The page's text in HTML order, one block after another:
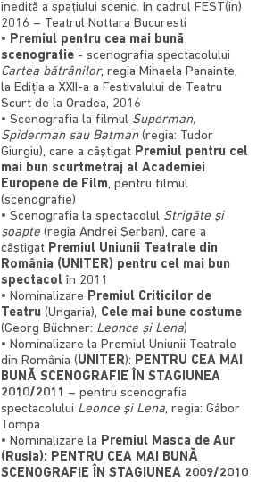
inedită a spaţiului scenic. In cadrul FEST(in)
2016 – Teatrul Nottara Bucuresti
• Premiul pentru cea mai bună
scenografie - scenografia spectacolului
Cartea bătrânilor, regia Mihaela Panainte,
la Ediţia a XXII-a a Festivalului de Teatru
Scurt de la Oradea, 2016
• Scenografia la filmul Superman,
Spiderman sau Batman(regia: Tudor
Giurgiu), care a câştigat Premiul pentru cel
mai bun scurtmetraj al Academiei
Europene de Film, pentru filmul
(scenografie)
• Scenografia la spectacolul Strigăte şi
şoapte (regia Andrei Şerban), care a
câştigat Premiul Uniunii Teatrale din
România (UNITER) pentru cel mai bun
spectacol în 2011
• Nominalizare Premiul Criticilor de
Teatru(Ungaria), Cele mai bune costume
(Georg Büchner: Leonce şi Lena)
• Nominalizare la Premiul Uniunii Teatrale
din România (UNITER): PENTRU CEA MAI
BUNĂ SCENOGRAFIE ÎN STAGIUNEA
2010/2011 – pentru scenografia
spectacolului Leonce şi Lena, regia: Gábor
Tompa
• Nominalizare la Premiul Masca de Aur
(Rusia): PENTRU CEA MAI BUNĂ
SCENOGRAFIE ÎN STAGIUNEA 2009/2010